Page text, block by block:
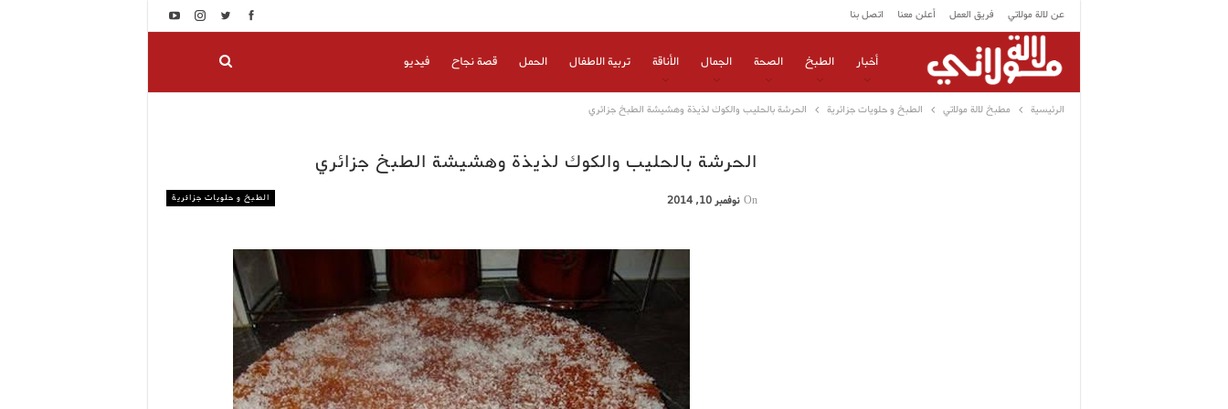
عن لالة مولاتي فريق العمل أعلن معنا اتصل بنا
أخبار الطبخ الصحة الجمال الأناقة تربية الاطفال الحمل قصة نجاح فيديو
الرئيسية مطبخ لالة مولاتي الطبخ و حلويات جزائرية الحرشة بالحليب والكوك لذيذة وهشيشة الطبخ جزائري
الحرشة بالحليب والكوك لذيذة وهشيشة الطبخ جزائري
الطبخ و حلويات جزائرية On نوفمبر 10, 2014